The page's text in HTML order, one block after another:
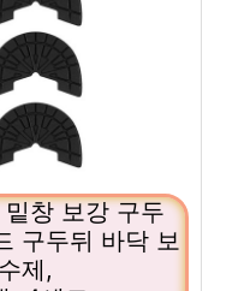
창 보강 구두
구두뒤 바닥 보
제,